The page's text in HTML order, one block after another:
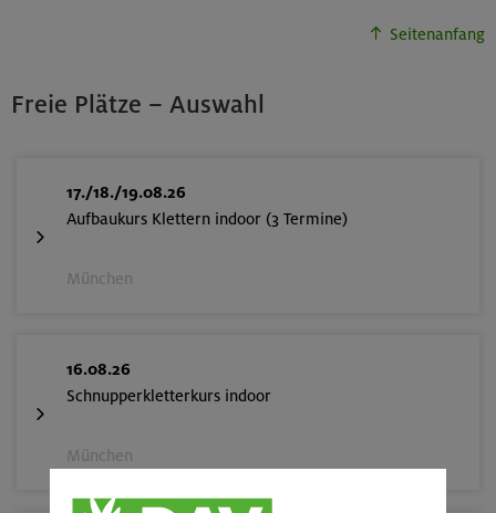
Seitenanfang
Freie Plätze – Auswahl
17./18./19.08.26
Aufbaukurs Klettern indoor (3 Termine)
München
16.08.26
Schnupperkletterkurs indoor
München